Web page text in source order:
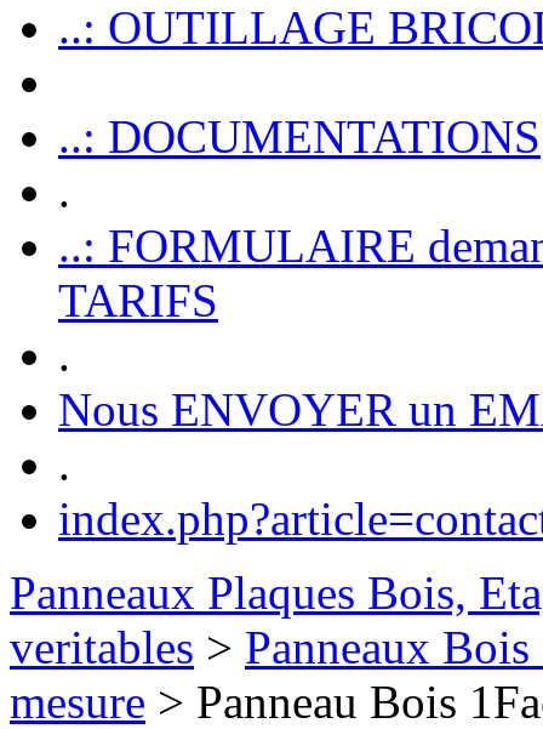
..: OUTILLAGE
..: DOCUMENTATIONS
.
..: FORMULAIRE
TARIFS
.
Nous ENVOYER un
.
Panneaux Plaques Bois,
veritables > Panneaux
mesure > Panneau Bois